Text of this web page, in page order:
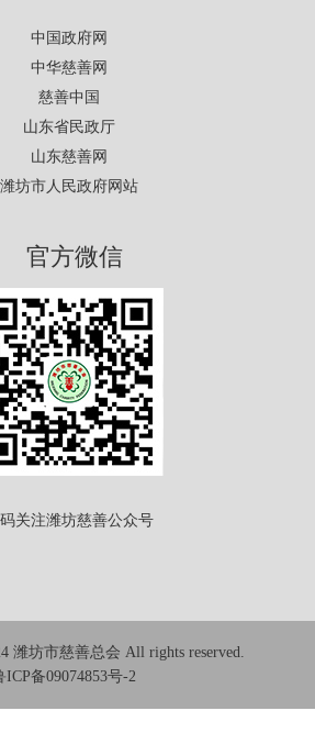
中国政府网
中华慈善网
慈善中国
山东省民政厅
山东慈善网
潍坊市人民政府网站
官方微信
关注潍坊慈善公众号
潍坊市慈善总会 All rights reserved.
ICP备09074853号-2